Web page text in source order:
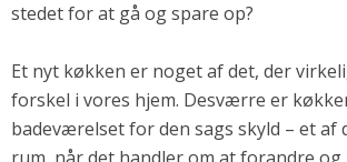
Andet
RENGØRING
Rengøring Af Overflader
stedet for at gå og spare op?
Et nyt køkken er noget af det, der
forskel i vores hjem. Desværre er
badeværelset for den sags skyld – et af